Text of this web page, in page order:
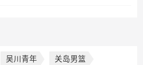
吴川青年 关岛男篮